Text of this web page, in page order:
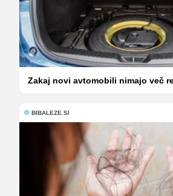
Zakaj novi avtomobili nimajo več
BIBALEZE.SI